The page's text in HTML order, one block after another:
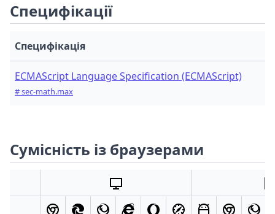
Специфікації
Специфікація
ECMAScript Language Specification (ECMAScript)
# sec-math.max
Сумісність із браузерами